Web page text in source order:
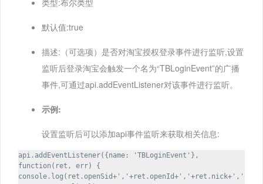
类型:布尔类型
默认值:true
描述:（可选项）是否对淘宝授权登录事件进行监听,设置
监听后登录淘宝会触发一个名为“TBLoginEvent”的广播
事件,可通过api.addEventListener对该事件进行监听。
示例:
设置监听后可以添加api事件监听来获取相关信息:
api.addEventListener({name: 'TBLoginEvent'},
function(ret, err) {
console.log(ret.openSid+','+ret.openId+','+ret.nick+','